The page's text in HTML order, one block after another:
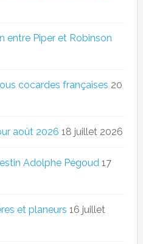
entre Piper et Robinson
cocardes françaises 20
août 2026 18 juillet 2026
Adolphe Pégoud 17
et planeurs 16 juillet